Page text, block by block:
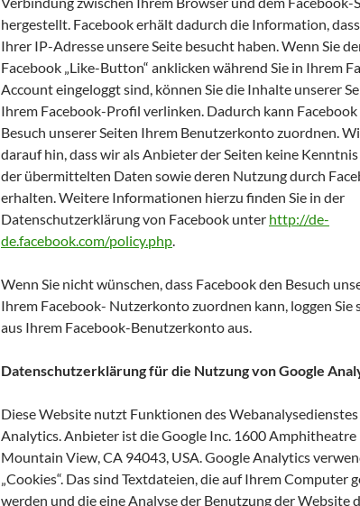
hergestellt. Facebook erhält dadurch die Information,
Ihrer IP-Adresse unsere Seite besucht haben. Wenn Sie
Facebook „Like-Button“ anklicken während Sie in Ihrem
Account eingeloggt sind, können Sie die Inhalte unserer
Ihrem Facebook-Profil verlinken. Dadurch kann Facebook
Besuch unserer Seiten Ihrem Benutzerkonto zuordnen.
darauf hin, dass wir als Anbieter der Seiten keine
der übermittelten Daten sowie deren Nutzung durch
erhalten. Weitere Informationen hierzu finden Sie in der
Datenschutzerklärung von Facebook unter http://de-
de.facebook.com/policy.php.
Wenn Sie nicht wünschen, dass Facebook den Besuch
Ihrem Facebook- Nutzerkonto zuordnen kann, loggen Sie
aus Ihrem Facebook-Benutzerkonto aus.
Datenschutzerklärung für die Nutzung von Google
Diese Website nutzt Funktionen des
Analytics. Anbieter ist die Google Inc. 1600 Amphitheatre
Mountain View, CA 94043, USA. Google Analytics
„Cookies“. Das sind Textdateien, die auf Ihrem Computer
werden und die eine Analyse der Benutzung der Website